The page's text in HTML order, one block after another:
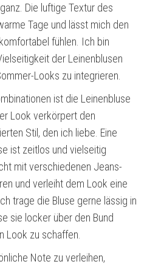
Die luftige Textur des
Tage und lässt mich den
fühlen. Ich bin
der Leinenblusen
Looks zu integrieren.
ist die Leinenbluse
Look verkörpert den
Stil, den ich liebe. Eine
ist zeitlos und vielseitig
mit verschiedenen Jeans-
und verleiht dem Look eine
trage die Bluse gerne lässig in
sie locker über den Bund
Look zu schaffen.
Note zu verleihen,